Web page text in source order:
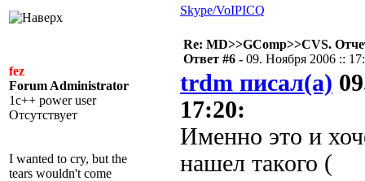
Skype/VoIPICQ
fez
Forum Administrator
1c++ power user
Отсутствует
I wanted to cry, but the
tears wouldn't come
Re: MD>>GComp>>CVS.
Ответ #6 - 09. Ноября 2006 ::
trdm писал(а)
17:20:
Именно это и
нашел такого (